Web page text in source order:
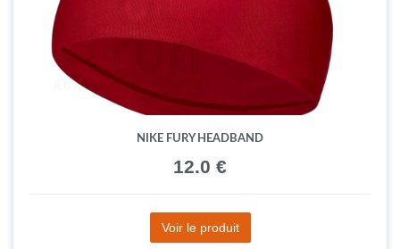
NIKE FURY HEADBAND
12.0 €
Voir le produit